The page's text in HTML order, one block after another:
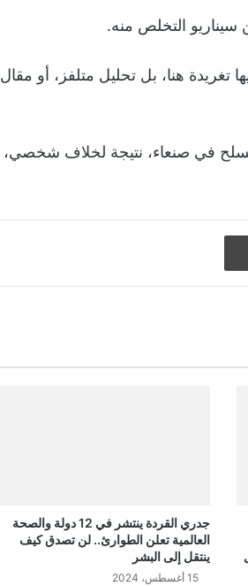
التخلص منه.
تغريدة هنا، بل تحليل متلفز، أو مقال
في صنعاء، نتيجة لخلاف شخصي،
جدري القردة ينتشر في 12 دولة والصحة
العالمية تعلن الطوارئ.. لن تصدق كيف
ينتقل إلى البشر
15 أغسطس، 2024